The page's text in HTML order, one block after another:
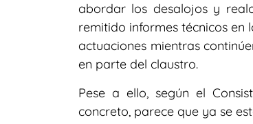
abordar los desalojos y
remitido informes técnicos
actuaciones mientras
en parte del claustro.
Pese a ello, según el
concreto, parece que ya se